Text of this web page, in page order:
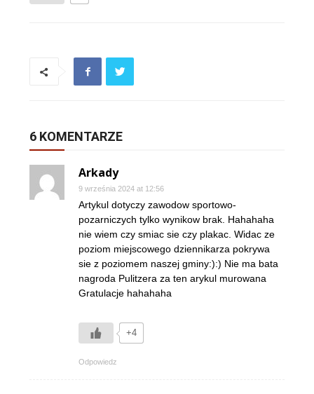
6 KOMENTARZE
Arkady
9 września 2024 at 12:56
Artykul dotyczy zawodow sportowo-
pozarniczych tylko wynikow brak. Hahahaha
nie wiem czy smiac sie czy plakac. Widac ze
poziom miejscowego dziennikarza pokrywa
sie z poziomem naszej gminy:):) Nie ma bata
nagroda Pulitzera za ten arykul murowana
Gratulacje hahahaha
+4
Odpowiedz